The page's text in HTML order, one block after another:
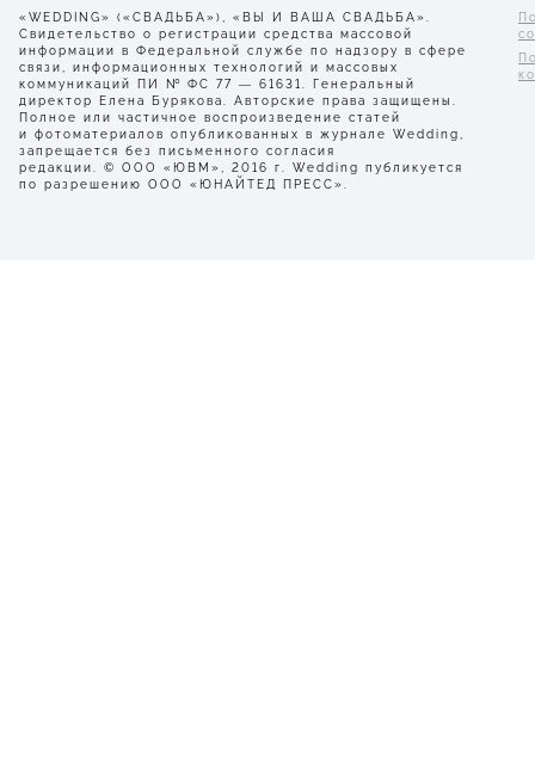
«WEDDING» («СВАДЬБА»), «ВЫ И ВАША СВАДЬБА».
Свидетельство о регистрации средства массовой
информации в Федеральной службе по надзору в сфере
связи, информационных технологий и массовых
коммуникаций ПИ № ФС 77 — 61631. Генеральный
директор Елена Бурякова. Авторские права защищены.
Полное или частичное воспроизведение статей
и фотоматериалов опубликованных в журнале Wedding,
запрещается без письменного согласия
редакции. © ООО «ЮВМ», 2016 г. Wedding публикуется
по разрешению ООО «ЮНАЙТЕД ПРЕСС».